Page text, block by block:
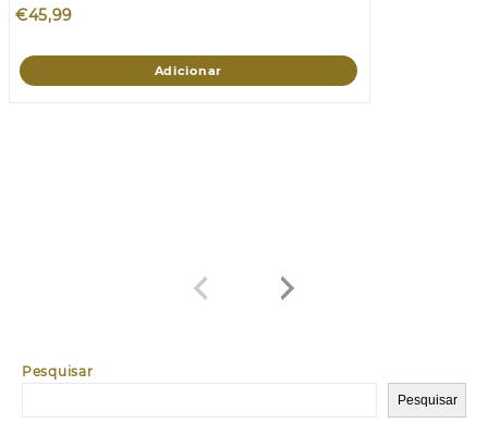
Pesquisar
Pesquisar
€45,99
Adicionar